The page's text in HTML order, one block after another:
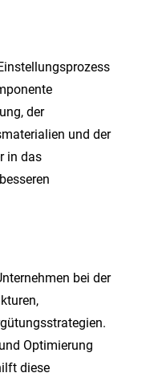
der
und der
in das
bei der
Optimierung
diese